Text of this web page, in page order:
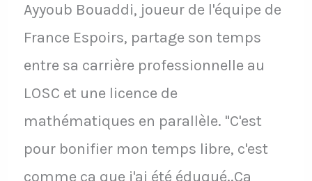
Ayyoub Bouaddi, joueur de l'équipe de
France Espoirs, partage son temps
entre sa carrière professionnelle au
LOSC et une licence de
mathématiques en parallèle. "C'est
pour bonifier mon temps libre, c'est
comme ça que j'ai été éduqué..Ça